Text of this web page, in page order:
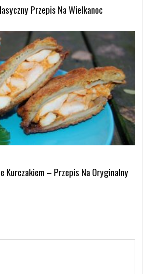
Przepis Na Wielkanoc
Kurczakiem – Przepis Na Oryginalny